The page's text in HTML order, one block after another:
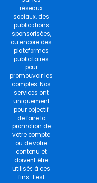
réseaux
sociaux, des
publications
sponsorisées,
ou encore des
plateformes
publicitaires
pour
promouvoir les
comptes. Nos
services ont
uniquement
pour objectif
de faire la
promotion de
votre compte
ou de votre
contenu et
doivent être
utilisés à ces
fins. Il est